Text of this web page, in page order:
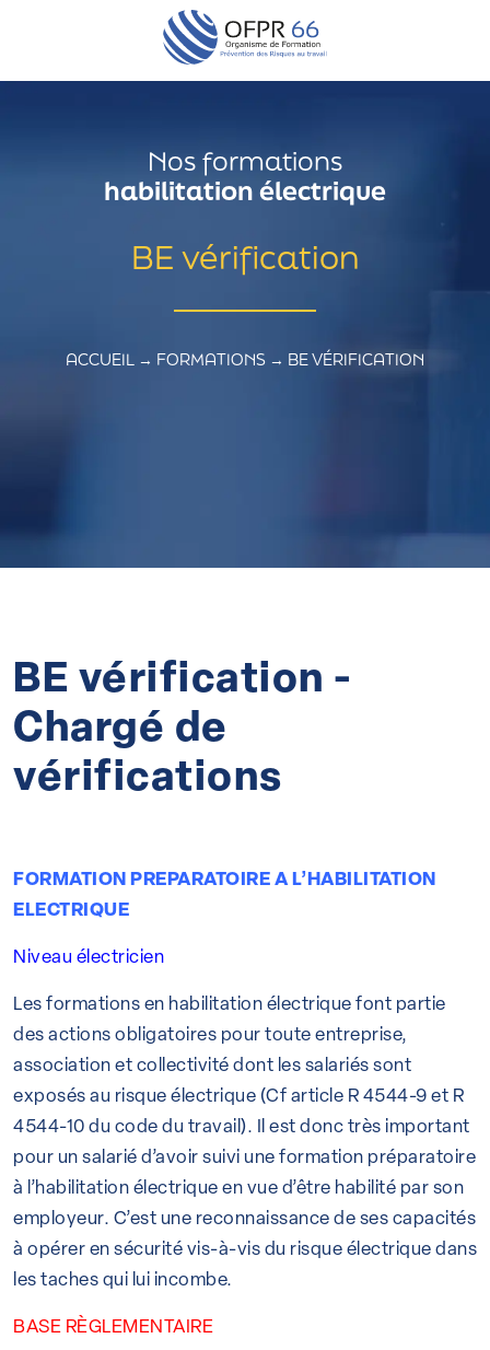
Nos formations
habilitation électrique
BE vérification
ACCUEIL → FORMATIONS → BE VÉRIFICATION
BE vérification -
Chargé de
vérifications
FORMATION PREPARATOIRE A L’HABILITATION
ELECTRIQUE
Niveau électricien
Les formations en habilitation électrique font partie
des actions obligatoires pour toute entreprise,
association et collectivité dont les salariés sont
exposés au risque électrique (Cf article R 4544-9 et R
4544-10 du code du travail). Il est donc très important
pour un salarié d’avoir suivi une formation préparatoire
à l’habilitation électrique en vue d’être habilité par son
employeur. C’est une reconnaissance de ses capacités
à opérer en sécurité vis-à-vis du risque électrique dans
les taches qui lui incombe.
BASE RÈGLEMENTAIRE